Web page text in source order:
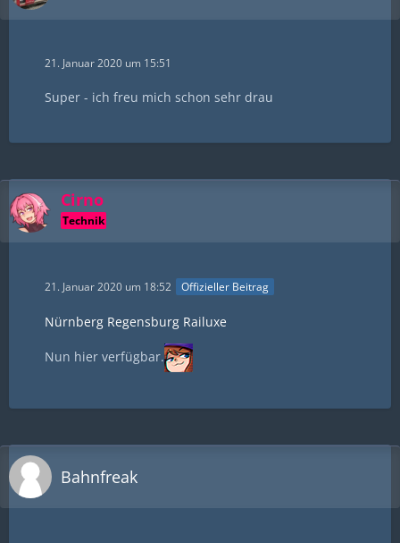
21. Januar 2020 um 15:51
Super - ich freu mich schon sehr drau
Cirno
Technik
21. Januar 2020 um 18:52 Offizieller Beitrag
Nürnberg Regensburg Railuxe
Nun hier verfügbar.
Bahnfreak